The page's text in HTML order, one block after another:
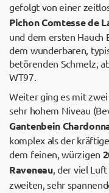
gefolgt von einer
Pichon Comtesse de
und dem ersten Hauch
dem wunderbaren,
betörenden Schmelz,
WT97.
Weiter ging es mit
sehr hohem Niveau
Gantenbein
komplex als der
dem feinen, würzigen
Raveneau, der viel
zweiten, sehr